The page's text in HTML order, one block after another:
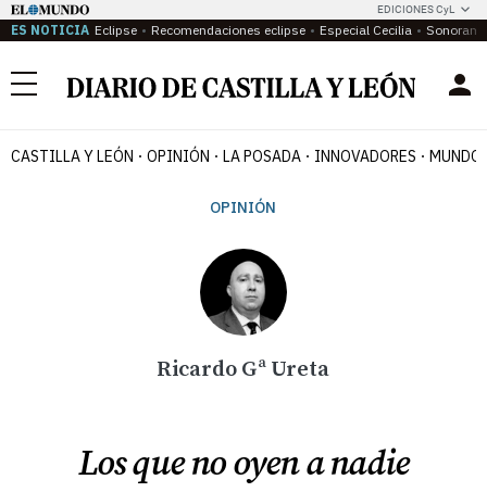
EDICIONES CyL
ES NOTICIA Eclipse Recomendaciones eclipse Especial Cecilia
Menú
CASTILLA Y LEÓN OPINIÓN LA POSADA INNOVADORES MUNDO
OPINIÓN
Ricardo Gª Ureta
Los que no oyen a nadie